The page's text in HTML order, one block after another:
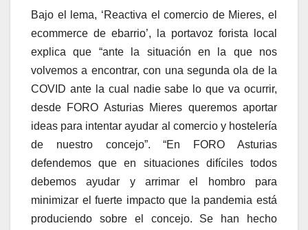
Bajo el lema, ‘Reactiva el comercio de Mieres, el
ecommerce de ebarrio’, la portavoz forista local
explica que “ante la situación en la que nos
volvemos a encontrar, con una segunda ola de la
COVID ante la cual nadie sabe lo que va ocurrir,
desde FORO Asturias Mieres queremos aportar
ideas para intentar ayudar al comercio y hostelería
de nuestro concejo”. “En FORO Asturias
defendemos que en situaciones difíciles todos
debemos ayudar y arrimar el hombro para
minimizar el fuerte impacto que la pandemia está
produciendo sobre el concejo. Se han hecho